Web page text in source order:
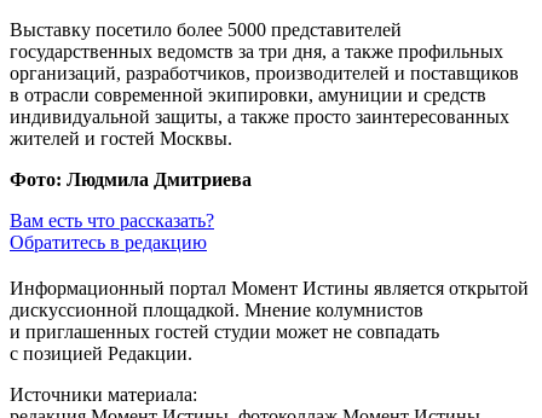
Выставку посетило более 5000 представителей
государственных ведомств за три дня, а также профильных
организаций, разработчиков, производителей и поставщиков
в отрасли современной экипировки, амуниции и средств
индивидуальной защиты, а также просто заинтересованных
жителей и гостей Москвы.
Фото: Людмила Дмитриева
Вам есть что рассказать?
Обратитесь в редакцию
Информационный портал Момент Истины является открытой
дискуссионной площадкой. Мнение колумнистов
и приглашенных гостей студии может не совпадать
с позицией Редакции.
Источники материала: